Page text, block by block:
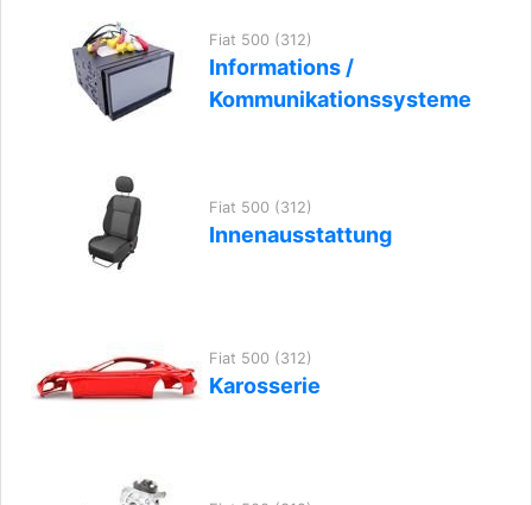
Fiat 500 (312)
Informations /
Kommunikationssysteme
Fiat 500 (312)
Innenausstattung
Fiat 500 (312)
Karosserie